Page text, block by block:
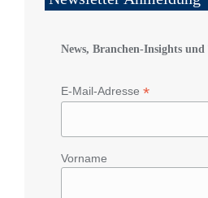
News, Branchen-Insights und
E-Mail-Adresse *
Vorname